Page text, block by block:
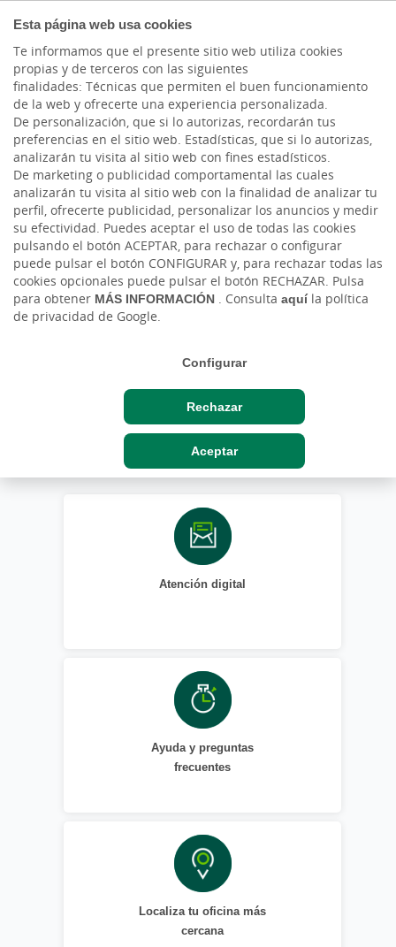
Esta página web usa cookies
Te informamos que el presente sitio web utiliza cookies
propias y de terceros con las siguientes
finalidades: Técnicas que permiten el buen funcionamiento
de la web y ofrecerte una experiencia personalizada.
De personalización, que si lo autorizas, recordarán tus
preferencias en el sitio web. Estadísticas, que si lo autorizas,
analizarán tu visita al sitio web con fines estadísticos.
De marketing o publicidad comportamental las cuales
analizarán tu visita al sitio web con la finalidad de analizar tu
perfil, ofrecerte publicidad, personalizar los anuncios y medir
su efectividad. Puedes aceptar el uso de todas las cookies
pulsando el botón ACEPTAR, para rechazar o configurar
puede pulsar el botón CONFIGURAR y, para rechazar todas las
cookies opcionales puede pulsar el botón RECHAZAR. Pulsa
para obtener MÁS INFORMACIÓN . Consulta aquíla política
de privacidad de Google.
Configurar
Rechazar
Aceptar
Cargando contenido, por favor espere...
Estamos aquí para
ayudarte
Atención digital
Ayuda y preguntas
frecuentes
Localiza tu oficina más
cercana